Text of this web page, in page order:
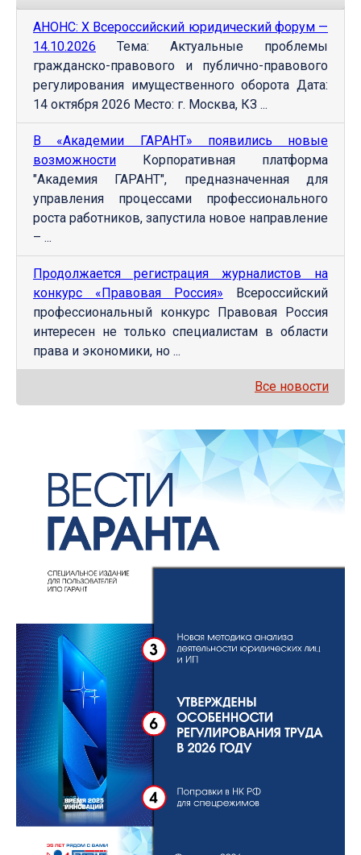
АНОНС: Х Всероссийский юридический форум —
14.10.2026 Тема: Актуальные проблемы
гражданско-правового и публично-правового
регулирования имущественного оборота Дата:
14 октября 2026 Место: г. Москва, КЗ ...
В «Академии ГАРАНТ» появились новые
возможности Корпоративная платформа
"Академия ГАРАНТ", предназначенная для
управления процессами профессионального
роста работников, запустила новое направление
– ...
Продолжается регистрация журналистов на
конкурс «Правовая Россия» Всероссийский
профессиональный конкурс Правовая Россия
интересен не только специалистам в области
права и экономики, но ...
Все новости